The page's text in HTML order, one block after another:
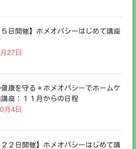
５日開催】ホメオパシーはじめて講座
27日
健康を守る＊ホメオパシーでホームケ
座：１１月からの日程
月4日
２２日開催】ホメオパシーはじめて講